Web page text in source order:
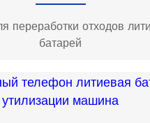
переработки отходов
батарей